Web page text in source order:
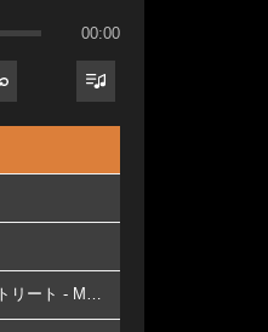
00:00
4. ダンシン・イン・ザ・ストリート - MAO